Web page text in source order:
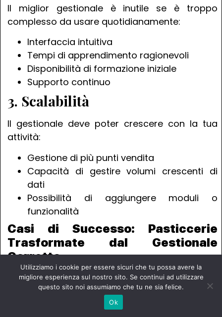
Il miglior gestionale è inutile se è troppo
complesso da usare quotidianamente:
Interfaccia intuitiva
Tempi di apprendimento ragionevoli
Disponibilità di formazione iniziale
Supporto continuo
3. Scalabilità
Il gestionale deve poter crescere con la tua
attività:
Gestione di più punti vendita
Capacità di gestire volumi crescenti di
dati
Possibilità di aggiungere moduli o
funzionalità
Casi di Successo: Pasticcerie
Trasformate dal Gestionale
Corretto
Le storie di successo parlano più di qualsiasi
spiegazione teorica. Ecco come ungestionale
avanzato per pasticceria
Utilizziamo i cookie per essere sicuri che tu possa avere la
migliore esperienza sul nostro sito. Se continui ad utilizzare
questo sito noi assumiamo che tu ne sia felice.
Ok